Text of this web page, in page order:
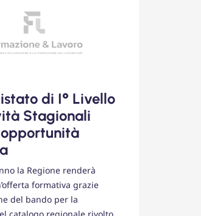
di I° Livello
Stagionali
la Regione renderà
formativa grazie
del bando per la
catalogo regionale rivolto